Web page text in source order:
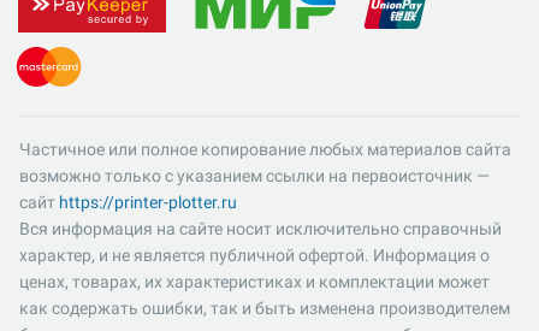
Частичное или полное копирование любых материалов сайта
возможно только с указанием ссылки на первоисточник —
сайт https://printer-plotter.ru
Вся информация на сайте носит исключительно справочный
характер, и не является публичной офертой. Информация о
ценах, товарах, их характеристиках и комплектации может
как содержать ошибки, так и быть изменена производителем